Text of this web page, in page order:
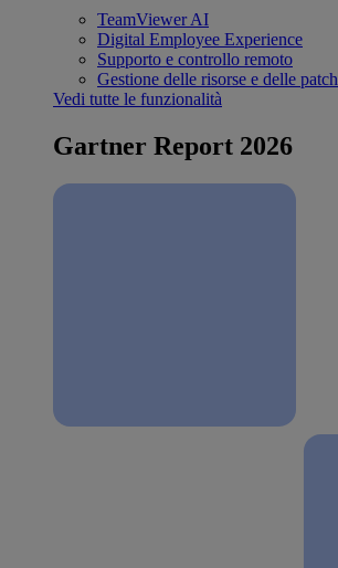
TeamViewer AI
Digital Employee Experience
Supporto e controllo remoto
Gestione delle risorse e delle patch
Vedi tutte le funzionalità
Gartner Report 2026